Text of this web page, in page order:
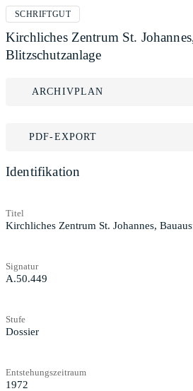
SCHRIFTGUT
Kirchliches Zentrum St.
Blitzschutzanlage
ARCHIVPLAN
PDF-EXPORT
Identifikation
Titel
Kirchliches Zentrum St. Johannes,
Signatur
A.50.449
Stufe
Dossier
Entstehungszeitraum
1972